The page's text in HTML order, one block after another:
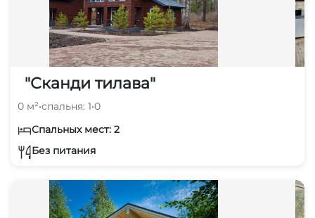
"Сканди тилава"
0 м²•спальня: 1•0
Спальных мест: 2
Без питания